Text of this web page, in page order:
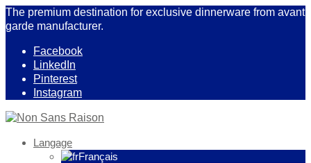
The premium destination for exclusive dinnerware from avant
garde manufacturer.
Facebook
LinkedIn
Pinterest
Instagram
Langage
Français